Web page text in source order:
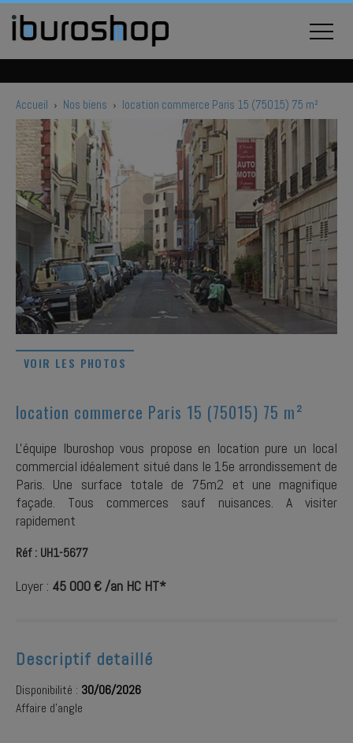
Accueil › Nos biens › location commerce Paris 15 (75015) 75 m²
VOIR LES PHOTOS
location commerce Paris 15 (75015) 75 m²
L'équipe Iburoshop vous propose en location pure un local
commercial idéalement situé dans le 15e arrondissement de
Paris. Une surface totale de 75m2 et une magnifique
façade. Tous commerces sauf nuisances. A visiter
rapidement
Réf : UH1-5677
Loyer : 45 000 € /an HC HT*
Descriptif detaillé
Disponibilité : 30/06/2026
Affaire d'angle